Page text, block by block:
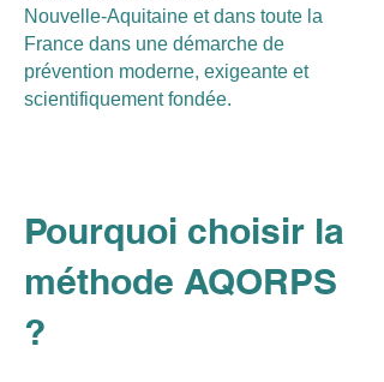
Nouvelle‑Aquitaine et dans toute la
France dans une démarche de
prévention moderne, exigeante et
scientifiquement fondée.
Pourquoi choisir la
méthode AQORPS
?